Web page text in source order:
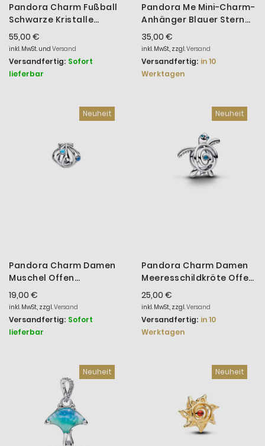
Pandora Charm Fußball
Schwarze Kristalle
Sterling-Silber
794710C01
55,00 €
inkl. MwSt. und Versand
Versandfertig: Sofort
lieferbar
Pandora Me Mini-Charm-
Anhänger Blauer Stern
Sterling-Silber
794613C01
35,00 €
inkl. MwSt., zzgl.Versand
Versandfertig: in 10
Werktagen
Neuheit
Pandora Charm Damen
Muschel Offen
Gearbeitet Sterling-
Silber 794695C01
19,00 €
inkl. MwSt., zzgl.Versand
Versandfertig: Sofort
lieferbar
Neuheit
Pandora Charm Damen
Meeresschildkröte Offen
Sterling-Silber
794697C01
25,00 €
inkl. MwSt., zzgl.Versand
Versandfertig: in 10
Werktagen
Neuheit Neuheit